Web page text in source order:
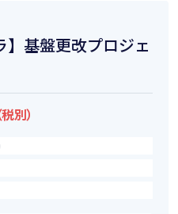
】基盤更改プロジェ
別）